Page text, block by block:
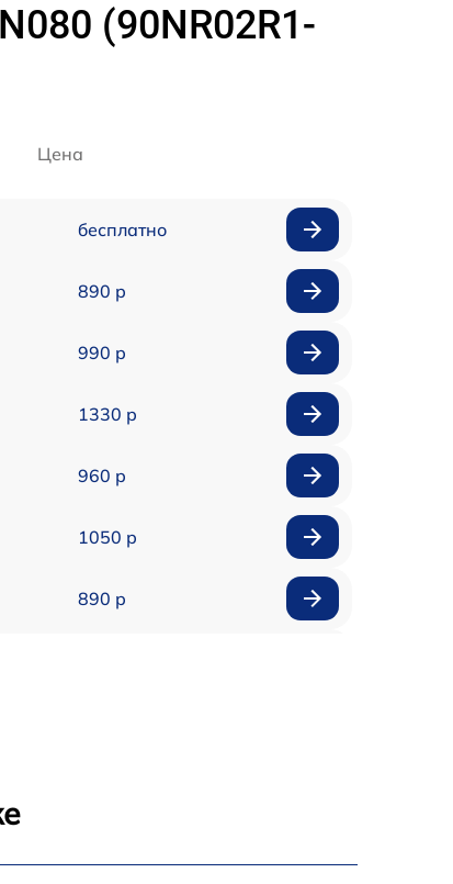
(90NR02R1-
Цена
бесплатно
890 р
990 р
1330 р
960 р
1050 р
890 р